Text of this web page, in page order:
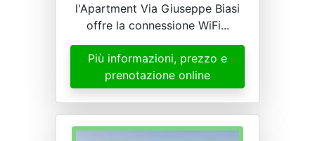
l'Apartment Via Giuseppe Biasi
offre la connessione WiFi...
Più informazioni, prezzo e
prenotazione online